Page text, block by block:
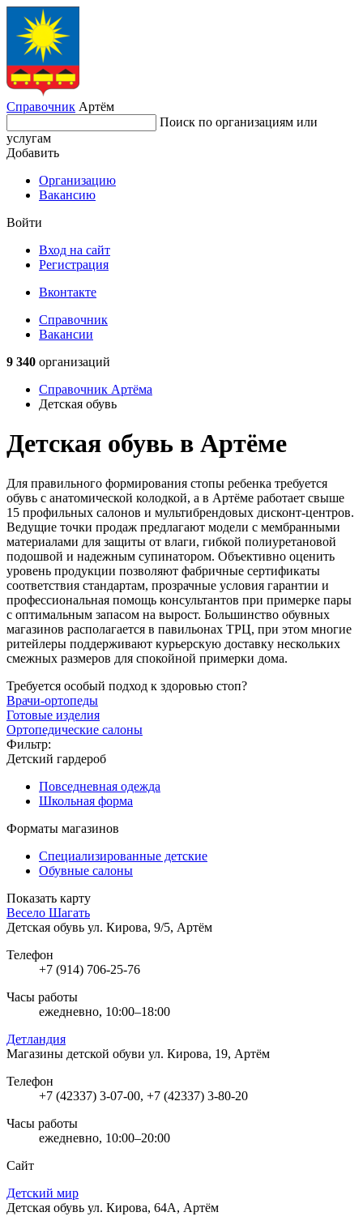
Справочник Артём
Поиск по организациям или
услугам
Добавить
Организацию
Вакансию
Войти
Вход на сайт
Регистрация
Вконтакте
Справочник
Вакансии
9 340 организаций
Справочник Артёма
Детская обувь
Детская обувь в Артёме
Для правильного формирования стопы ребенка требуется
обувь с анатомической колодкой, а в Артёме работает свыше
15 профильных салонов и мультибрендовых дисконт-центров.
Ведущие точки продаж предлагают модели с мембранными
материалами для защиты от влаги, гибкой полиуретановой
подошвой и надежным супинатором. Объективно оценить
уровень продукции позволяют фабричные сертификаты
соответствия стандартам, прозрачные условия гарантии и
профессиональная помощь консультантов при примерке пары
с оптимальным запасом на вырост. Большинство обувных
магазинов располагается в павильонах ТРЦ, при этом многие
ритейлеры поддерживают курьерскую доставку нескольких
смежных размеров для спокойной примерки дома.
Требуется особый подход к здоровью стоп?
Врачи-ортопеды
Готовые изделия
Ортопедические салоны
Фильтр:
Детский гардероб
Повседневная одежда
Школьная форма
Форматы магазинов
Специализированные детские
Обувные салоны
Показать карту
Весело Шагать
Детская обувь ул. Кирова, 9/5, Артём
Телефон
+7 (914) 706-25-76
Часы работы
ежедневно, 10:00–18:00
Детландия
Магазины детской обуви ул. Кирова, 19, Артём
Телефон
+7 (42337) 3-07-00, +7 (42337) 3-80-20
Часы работы
ежедневно, 10:00–20:00
Сайт
Детский мир
Детская обувь ул. Кирова, 64А, Артём